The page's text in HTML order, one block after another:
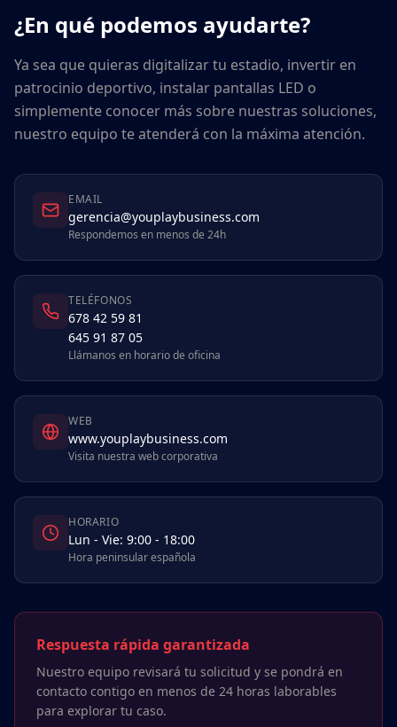
¿En qué podemos ayudarte?
Ya sea que quieras digitalizar tu estadio, invertir en
patrocinio deportivo, instalar pantallas LED o
simplemente conocer más sobre nuestras soluciones,
nuestro equipo te atenderá con la máxima atención.
EMAIL
gerencia@youplaybusiness.com
Respondemos en menos de 24h
TELÉFONOS
678 42 59 81
645 91 87 05
Llámanos en horario de oficina
WEB
www.youplaybusiness.com
Visita nuestra web corporativa
HORARIO
Lun - Vie: 9:00 - 18:00
Hora peninsular española
Respuesta rápida garantizada
Nuestro equipo revisará tu solicitud y se pondrá en
contacto contigo en menos de 24 horas laborables
para explorar tu caso.